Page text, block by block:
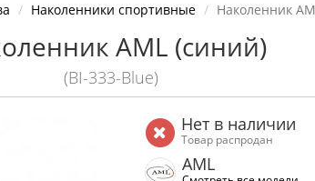
Наколенники спортивные Наколенник
AML (синий)
(BI-333-Blue)
Нет в наличии
Товар распродан
AML